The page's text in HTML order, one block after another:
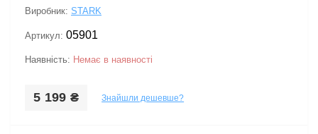
Виробник: STARK
Артикул: 05901
Наявність: Немає в наявності
5 199 ₴ Знайшли дешевше?